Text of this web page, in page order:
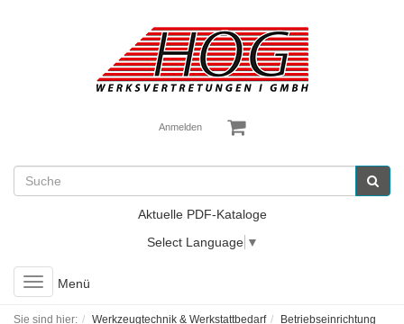
Anmelden
Aktuelle PDF-Kataloge
Select Language ▼
Toggle
navigation
Menü
Sie sind hier: Werkzeugtechnik & Werkstattbedarf
Betriebseinrichtung